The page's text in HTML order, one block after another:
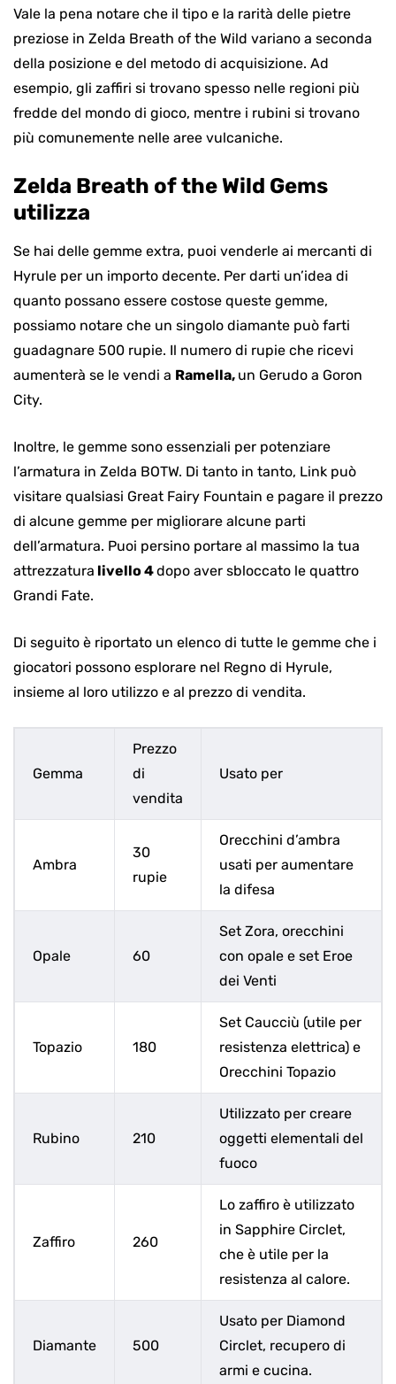
Vale la pena notare che il tipo e la rarità delle pietre
preziose in Zelda Breath of the Wild variano a seconda
della posizione e del metodo di acquisizione. Ad
esempio, gli zaffiri si trovano spesso nelle regioni più
fredde del mondo di gioco, mentre i rubini si trovano
più comunemente nelle aree vulcaniche.
Zelda Breath of the Wild Gems
utilizza
Se hai delle gemme extra, puoi venderle ai mercanti di
Hyrule per un importo decente. Per darti un’idea di
quanto possano essere costose queste gemme,
possiamo notare che un singolo diamante può farti
guadagnare 500 rupie. Il numero di rupie che ricevi
aumenterà se le vendi a Ramella, un Gerudo a Goron
City.
Inoltre, le gemme sono essenziali per potenziare
l’armatura in Zelda BOTW. Di tanto in tanto, Link può
visitare qualsiasi Great Fairy Fountain e pagare il prezzo
di alcune gemme per migliorare alcune parti
dell’armatura. Puoi persino portare al massimo la tua
attrezzatura livello 4dopo aver sbloccato le quattro
Grandi Fate.
Di seguito è riportato un elenco di tutte le gemme che i
giocatori possono esplorare nel Regno di Hyrule,
insieme al loro utilizzo e al prezzo di vendita.
Gemma
Prezzo
di
vendita
Usato per
Ambra
30
rupie
Orecchini d’ambra
usati per aumentare
la difesa
Opale 60
Set Zora, orecchini
con opale e set Eroe
dei Venti
Topazio 180
Set Caucciù (utile per
resistenza elettrica) e
Orecchini Topazio
Rubino 210
Utilizzato per creare
oggetti elementali del
fuoco
Zaffiro 260
Lo zaffiro è utilizzato
in Sapphire Circlet,
che è utile per la
resistenza al calore.
Diamante 500
Usato per Diamond
Circlet, recupero di
armi e cucina.